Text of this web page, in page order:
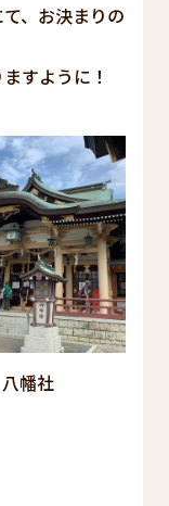
、お決まりの
すように！
八幡社